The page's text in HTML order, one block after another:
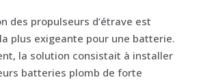
des propulseurs d’étrave est
plus exigeante pour une batterie.
la solution consistait à installer
batteries plomb de forte